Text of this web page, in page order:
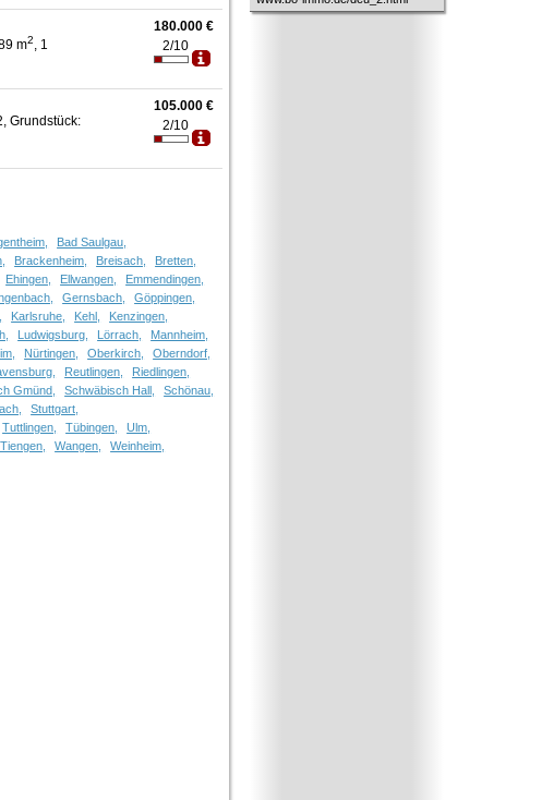
m2, 1
180.000 €
2/10
Grundstück:
105.000 €
2/10
Bad Saulgau,
Brackenheim, Breisach,
Bretten,
Ehingen, Ellwangen,
Emmendingen,
Gernsbach,
Göppingen,
Karlsruhe, Kehl,
Kenzingen,
Ludwigsburg, Lörrach,
Mannheim,
Nürtingen, Oberkirch,
Oberndorf,
Reutlingen,
Riedlingen,
Gmünd, Schwäbisch Hall,
Schönau,
Stuttgart,
Tuttlingen, Tübingen,
Ulm,
Wangen,
Weinheim,